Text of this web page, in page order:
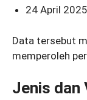
24 April 2025
Data tersebut
memperoleh
Jenis dan